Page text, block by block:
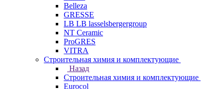
Belleza
GRESSE
LB LB lasselsbergergroup
NT Ceramic
ProGRES
VITRA
Строительная химия и комплектующие
Назад
Строительная химия и комплектующие
Eurocol